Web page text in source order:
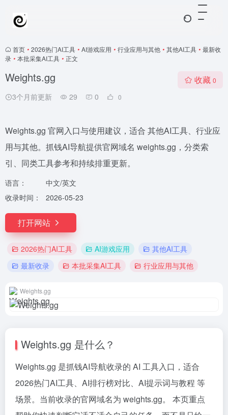
首页 • 2026热门AI工具 • AI游戏应用 • 行业应用与其他 • 其他AI工具 • 最新收
录 • 本批采集AI工具 • 正文
Weights.gg
3个月前更新 29 0 0
收藏 0
Weights.gg 官网入口与使用建议，适合 其他AI工具、行业应
用与其他。抓钱AI导航提供官网域名 weights.gg，分类索
引、同类工具参考和持续排重更新。
语言：
中文/英文
收录时间：
2026-05-23
打开网站
2026热门AI工具 AI游戏应用
其他AI工具
最新收录
本批采集AI工具 行业应用与其他
Weights.gg
Weights.gg 是什么？
Weights.gg 是抓钱AI导航收录的 AI 工具入口，适合
2026热门AI工具、AI排行榜对比、AI提示词与教程 等
场景。当前收录的官网域名为 weights.gg。 本页重点